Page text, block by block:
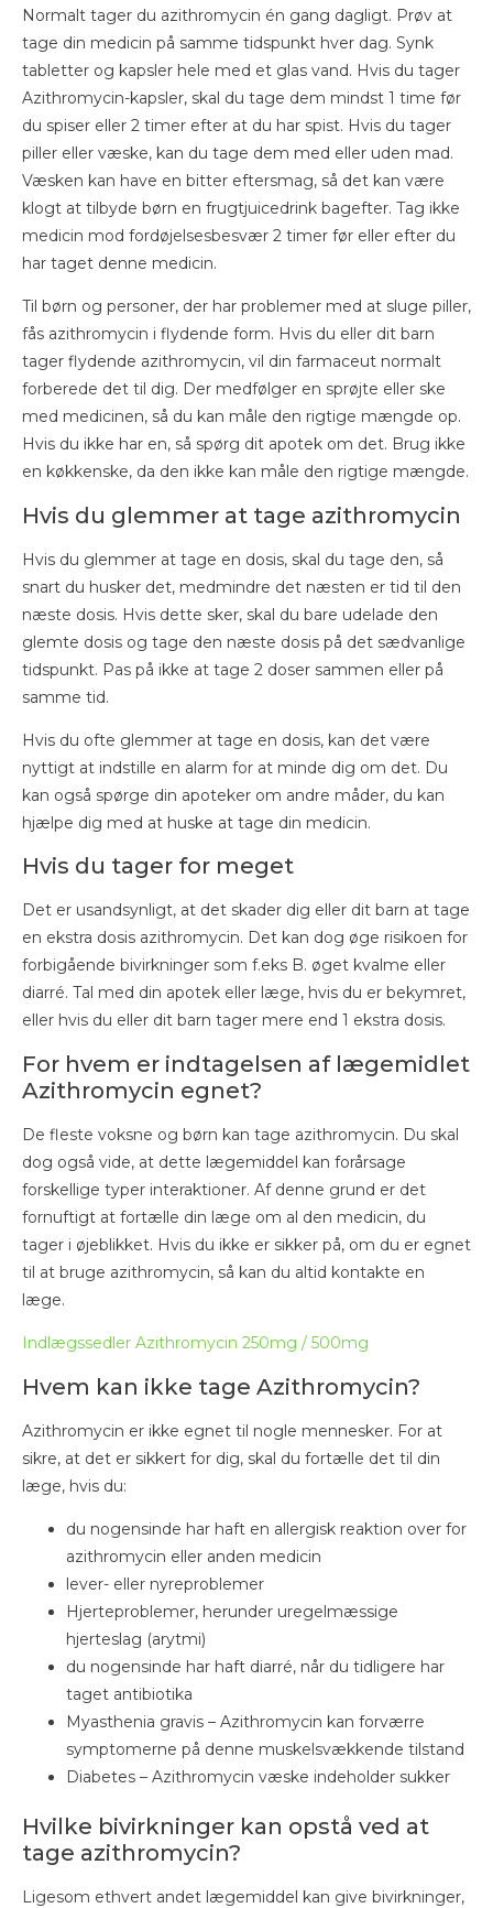
Normalt tager du azithromycin én gang dagligt. Prøv at
tage din medicin på samme tidspunkt hver dag. Synk
tabletter og kapsler hele med et glas vand. Hvis du tager
Azithromycin-kapsler, skal du tage dem mindst 1 time før
du spiser eller 2 timer efter at du har spist. Hvis du tager
piller eller væske, kan du tage dem med eller uden mad.
Væsken kan have en bitter eftersmag, så det kan være
klogt at tilbyde børn en frugtjuicedrink bagefter. Tag ikke
medicin mod fordøjelsesbesvær 2 timer før eller efter du
har taget denne medicin.
Til børn og personer, der har problemer med at sluge piller,
fås azithromycin i flydende form. Hvis du eller dit barn
tager flydende azithromycin, vil din farmaceut normalt
forberede det til dig. Der medfølger en sprøjte eller ske
med medicinen, så du kan måle den rigtige mængde op.
Hvis du ikke har en, så spørg dit apotek om det. Brug ikke
en køkkenske, da den ikke kan måle den rigtige mængde.
Hvis du glemmer at tage azithromycin
Hvis du glemmer at tage en dosis, skal du tage den, så
snart du husker det, medmindre det næsten er tid til den
næste dosis. Hvis dette sker, skal du bare udelade den
glemte dosis og tage den næste dosis på det sædvanlige
tidspunkt. Pas på ikke at tage 2 doser sammen eller på
samme tid.
Hvis du ofte glemmer at tage en dosis, kan det være
nyttigt at indstille en alarm for at minde dig om det. Du
kan også spørge din apoteker om andre måder, du kan
hjælpe dig med at huske at tage din medicin.
Hvis du tager for meget
Det er usandsynligt, at det skader dig eller dit barn at tage
en ekstra dosis azithromycin. Det kan dog øge risikoen for
forbigående bivirkninger som f.eks B. øget kvalme eller
diarré. Tal med din apotek eller læge, hvis du er bekymret,
eller hvis du eller dit barn tager mere end 1 ekstra dosis.
For hvem er indtagelsen af ​​lægemidlet
Azithromycin egnet?
De fleste voksne og børn kan tage azithromycin. Du skal
dog også vide, at dette lægemiddel kan forårsage
forskellige typer interaktioner. Af denne grund er det
fornuftigt at fortælle din læge om al den medicin, du
tager i øjeblikket. Hvis du ikke er sikker på, om du er egnet
til at bruge azithromycin, så kan du altid kontakte en
læge.
Indlægssedler Azithromycin 250mg / 500mg
Hvem kan ikke tage Azithromycin?
Azithromycin er ikke egnet til nogle mennesker. For at
sikre, at det er sikkert for dig, skal du fortælle det til din
læge, hvis du:
du nogensinde har haft en allergisk reaktion over for
azithromycin eller anden medicin
lever- eller nyreproblemer
Hjerteproblemer, herunder uregelmæssige
hjerteslag (arytmi)
du nogensinde har haft diarré, når du tidligere har
taget antibiotika
Myasthenia gravis – Azithromycin kan forværre
symptomerne på denne muskelsvækkende tilstand
Diabetes – Azithromycin væske indeholder sukker
Hvilke bivirkninger kan opstå ved at
tage azithromycin?
Ligesom ethvert andet lægemiddel kan give bivirkninger,